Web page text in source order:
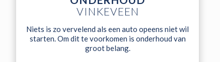
VINKEVEEN
Niets is zo vervelend als een auto opeens niet wil
starten. Om dit te voorkomen is onderhoud van
groot belang.